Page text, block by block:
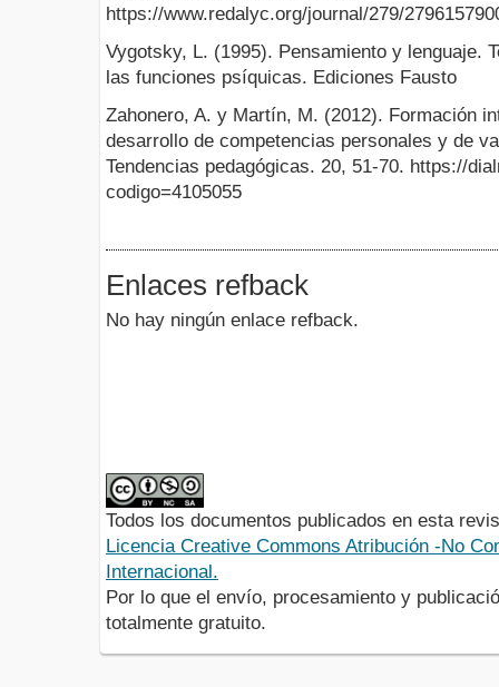
https://www.redalyc.org/journal/279/
Vygotsky, L. (1995). Pensamiento y lenguaje.
las funciones psíquicas. Ediciones Fausto
Zahonero, A. y Martín, M. (2012). Formación
desarrollo de competencias personales y de
Tendencias pedagógicas. 20, 51-70. https://
codigo=4105055
Enlaces refback
No hay ningún enlace refback.
Todos los documentos publicados en esta
Licencia Creative Commons Atribución -No
Internacional.
Por lo que el envío, procesamiento y
totalmente gratuito.